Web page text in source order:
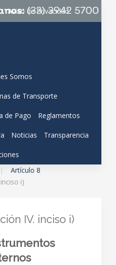
Aviso de Privacidad
Somos
de Transporte
de Pago Reglamentos
Noticias Transparencia
Artículo 8
i)
IV. inciso i)